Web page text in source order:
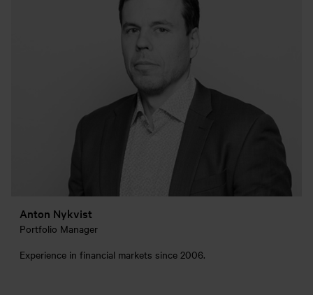
Anton Nykvist
Portfolio Manager
Experience in financial markets since 2006.